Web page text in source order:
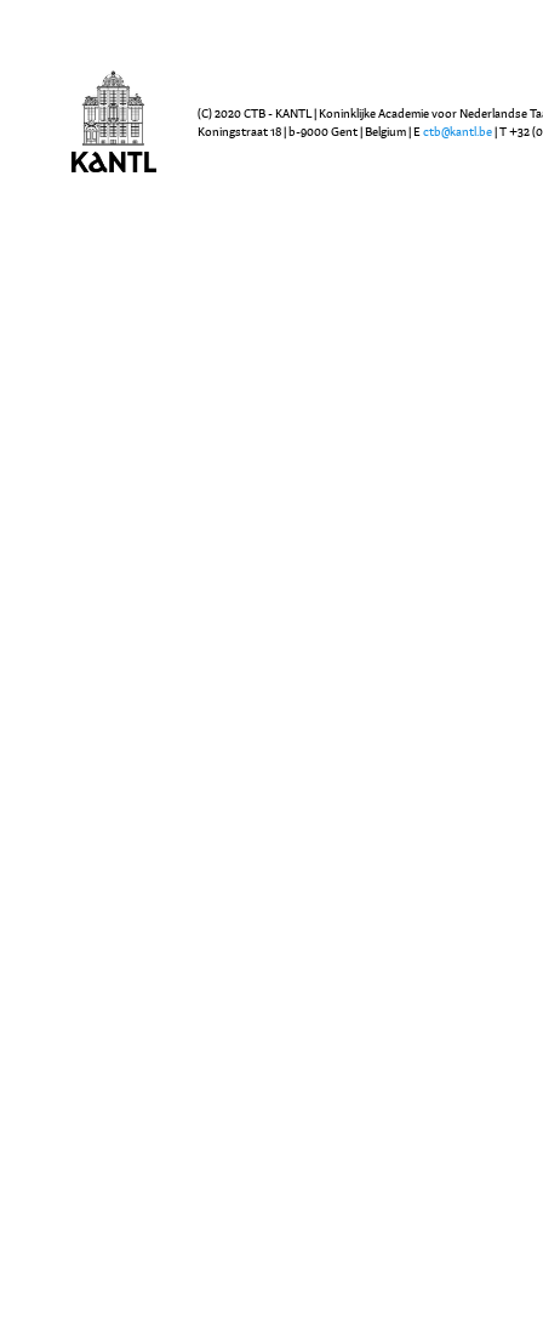
(C) 2020 CTB - KANTL | Koninklijke Academie voor Nederlandse
Koningstraat 18 | b-9000 Gent | Belgium | E ctb@kantl.be | T +32